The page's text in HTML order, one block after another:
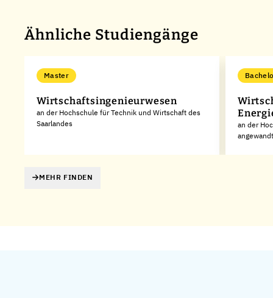
Ähnliche Studiengänge
Master
Wirtschaftsingenieurwesen
an der Hochschule für Technik und Wirtschaft des
Saarlandes
an der
MEHR FINDEN